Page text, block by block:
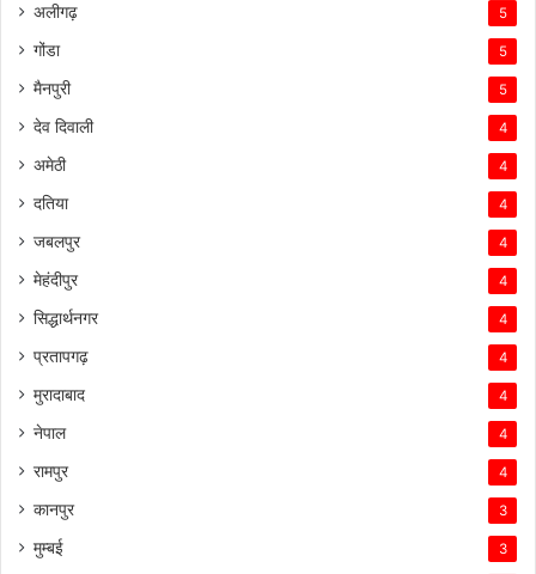
अलीगढ़ 5
गोंडा 5
मैनपुरी 5
देव दिवाली 4
अमेठी 4
दतिया 4
जबलपुर 4
मेहंदीपुर 4
सिद्धार्थनगर 4
प्रतापगढ़ 4
मुरादाबाद 4
नेपाल 4
रामपुर 4
कानपुर 3
मुम्बई 3